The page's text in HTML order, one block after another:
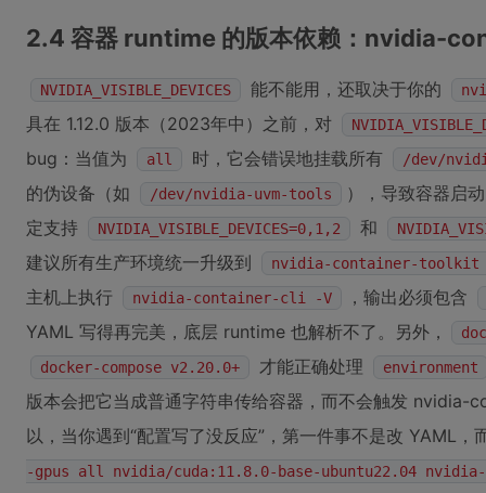
2.4 容器 runtime 的版本依赖：nvidia-
NVIDIA_VISIBLE_DEVICES 能不能用，还取决于你的
具在 1.12.0 版本（2023年中）之前，对
bug：当值为 all 时，它会错误地挂载所有 /dev/
的伪设备（如 /dev/nvidia-uvm-tools
），导致容器启
定支持
NVIDIA_VISIBLE_DEVICES=0,1,2 和
建议所有生产环境统一升级到 nvidia-container-toolkit
主机上执行 nvidia-container-cli -V
，输出必须包含
YAML 写得再完美，底层 runtime 也解析不了。另外，
docker-compose v2.20.0+
才能正确处理 environment
版本会把它当成普通字符串传给容器，而不会触发 nvidia-
以，当你遇到“配置写了没反应”，第一件事不是改 YAML
-gpus all nvidia/cuda:11.8.0-base-ubuntu22.04 nvidia-